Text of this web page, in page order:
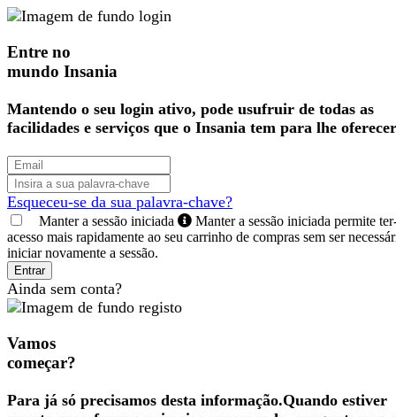
Entre no
mundo Insania
Mantendo o seu login ativo, pode usufruir de todas as
facilidades e serviços que o Insania tem para lhe
Esqueceu-se da sua palavra-chave?
Manter a sessão iniciada
Manter a sessão iniciada permite
acesso mais rapidamente ao seu carrinho de compras sem ser
iniciar novamente a sessão.
Entrar
Ainda sem conta?
Vamos
começar?
Para já só precisamos desta informação.Quando estiver